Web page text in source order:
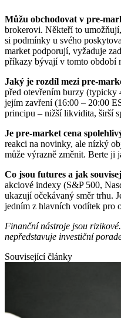
Můžu obchodovat v pre-
brokerovi. Někteří to
si podmínky u svého
market podporují, vyžaduje
příkazy bývají v tomto období
Jaký je rozdíl mezi pre-
před otevřením burzy (typicky
jejím zavření (16:00 – 20:00
principu – nižší likvidita, širší
Je pre-market cena
reakci na novinky, ale nízký
může výrazně změnit. Berte ji
Co jsou futures a jak
akciové indexy (S&P 500,
ukazují očekávaný směr trhu.
jedním z hlavních vodítek pro
Finanční nástroje jsou
nepředstavuje investiční
Související články